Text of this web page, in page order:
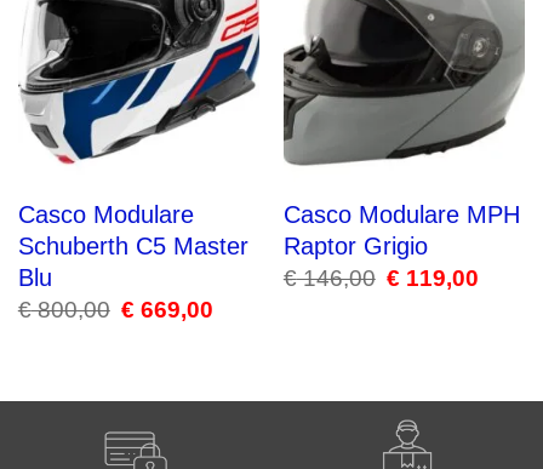
Casco Modulare
Schuberth C5 Master
Blu
€800,00 Il
prezzo
€ 669,00
Casco Modulare MPH
Raptor Grigio
€146,00 Il
prezzo
€ 119,00